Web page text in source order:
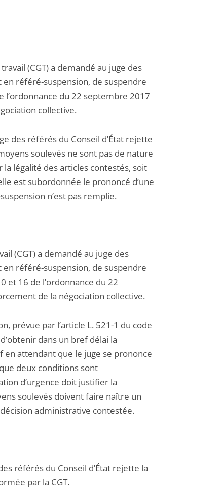
(CGT) a demandé au juge des
en référé-suspension, de suspendre
l’ordonnance du 22 septembre 2017
collective.
des référés du Conseil d’État rejette
soulevés ne sont pas de nature
légalité des articles contestés, soit
est subordonnée le prononcé d’une
n’est pas remplie.
(CGT) a demandé au juge des
en référé-suspension, de suspendre
et 16 de l’ordonnance du 22
de la négociation collective.
prévue par l’article L. 521-1 du code
dans un bref délai la
en attendant que le juge se prononce
deux conditions sont
d’urgence doit justifier la
soulevés doivent faire naître un
administrative contestée.
référés du Conseil d’État rejette la
par la CGT.